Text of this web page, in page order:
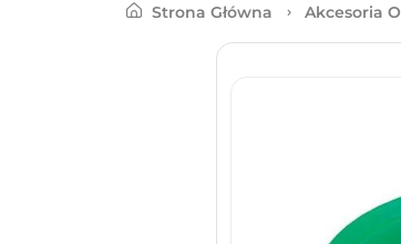
Strona Główna Akcesoria